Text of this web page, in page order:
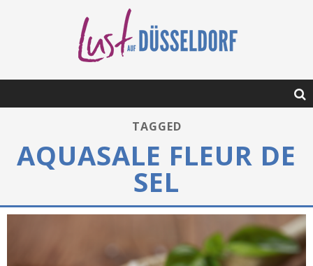
TAGGED
AQUASALE FLEUR DE
SEL